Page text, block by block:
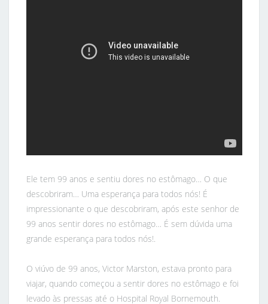
Ele tem 99 anos e sentiu dores no estômago… O que
descobriram… Uma esperança para todos nós! É
impressionante o que descobriram, após este senhor de
99 anos sentir dores no estômago… É sem dúvida uma
grande esperança para todos nós!.
O viúvo de 99 anos, Victor Marston, estava pronto para
viajar, quando começou a sentir dores no estômago e foi
levado às pressas até o Hospital Royal Bornemouth.